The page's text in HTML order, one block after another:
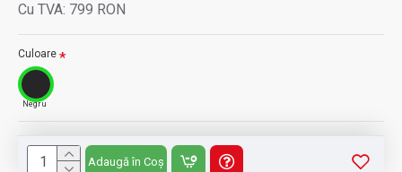
Cu TVA: 799 RON
Culoare
Negru
Adaugă în Coș